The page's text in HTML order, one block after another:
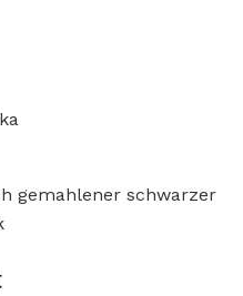
gemahlener schwarzer